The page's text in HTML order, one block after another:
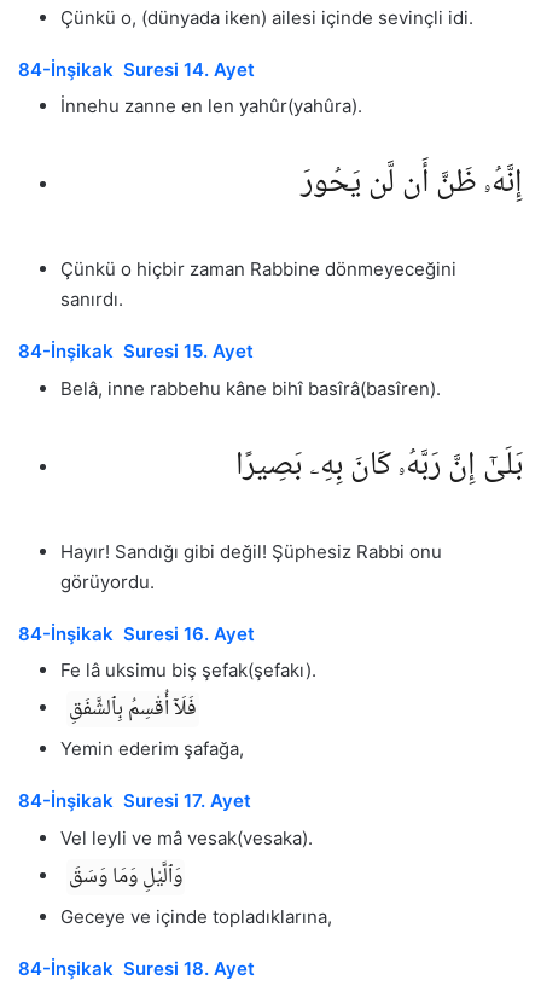
Çünkü o, (dünyada iken) ailesi içinde sevinçli idi.
84-İnşikak Suresi 14. Ayet
İnnehu zanne en len yahûr(yahûra).
إِنَّهُۥ ظَنَّ أَن لَّن يَحُورَ
Çünkü o hiçbir zaman Rabbine dönmeyeceğini
sanırdı.
84-İnşikak Suresi 15. Ayet
Belâ, inne rabbehu kâne bihî basîrâ(basîren).
بَلَىٰٓ إِنَّ رَبَّهُۥ كَانَ بِهِۦ بَصِيرًا
Hayır! Sandığı gibi değil! Şüphesiz Rabbi onu
görüyordu.
84-İnşikak Suresi 16. Ayet
Fe lâ uksimu biş şefak(şefakı).
فَلَآ أُقْسِمُ بِٱلشَّفَقِ
Yemin ederim şafağa,
84-İnşikak Suresi 17. Ayet
Vel leyli ve mâ vesak(vesaka).
وَٱلَّيْلِ وَمَا وَسَقَ
Geceye ve içinde topladıklarına,
84-İnşikak Suresi 18. Ayet